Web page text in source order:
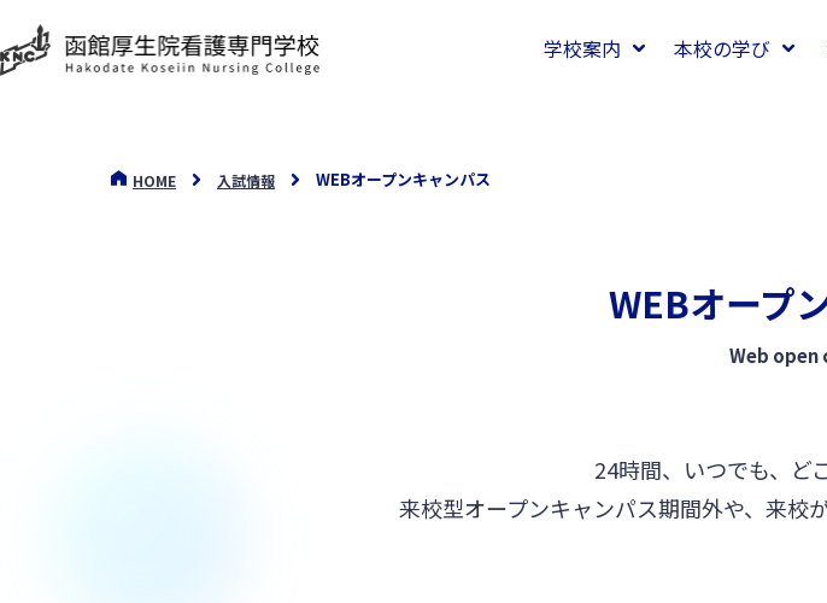
学校案内 本校の学び
HOME 入試情報 WEBオープンキャンパス
WEBオープ
Web open
24時間、いつでも、ど
来校型オープンキャンパス期間外や、来校